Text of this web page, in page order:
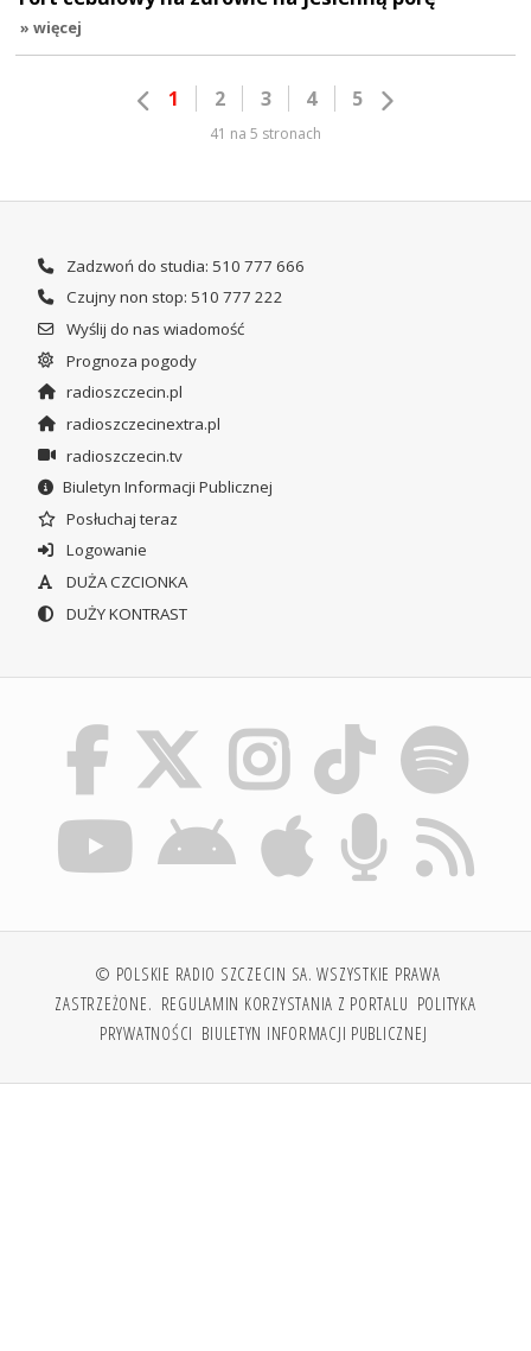
» więcej
1 2 3 4 5
41 na 5 stronach
Zadzwoń do studia: 510 777 666
Czujny non stop: 510 777 222
Wyślij do nas wiadomość
Prognoza pogody
radioszczecin.pl
radioszczecinextra.pl
radioszczecin.tv
Biuletyn Informacji Publicznej
Posłuchaj teraz
Logowanie
DUŻA CZCIONKA
DUŻY KONTRAST
© POLSKIE RADIO SZCZECIN SA. WSZYSTKIE PRAWA
ZASTRZEŻONE. REGULAMIN KORZYSTANIA Z PORTALU POLITYKA
PRYWATNOŚCI BIULETYN INFORMACJI PUBLICZNEJ